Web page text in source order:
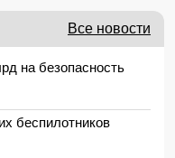
Все новости
на безопасность
беспилотников